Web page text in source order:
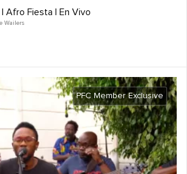
Afro Fiesta | En Vivo
Wailers
PFC Member Exclusive